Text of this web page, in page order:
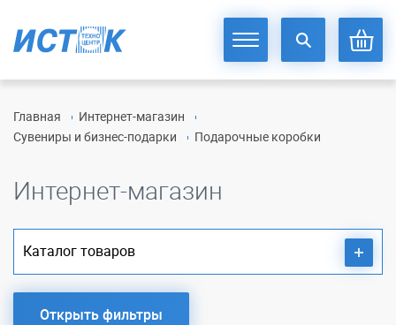
Главная
Интернет-магазин
Сувениры и бизнес-подарки
Подарочные коробки
Интернет-магазин
Каталог товаров
Открыть фильтры